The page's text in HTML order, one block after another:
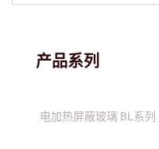
产品系列
电加热屏蔽玻璃 BL系列